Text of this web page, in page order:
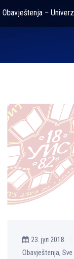
Obavještenja –
23. јул 2018.
Obavještenja,